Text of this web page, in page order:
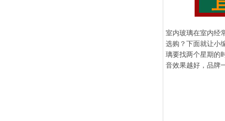
室内玻璃在室内经
选购？下面就让小
璃要找两个星期的
音效果越好，品牌